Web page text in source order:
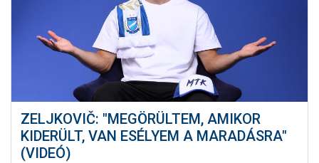
ZELJKOVIČ: "MEGÖRÜLTEM, AMIKOR
KIDERÜLT, VAN ESÉLYEM A MARADÁSRA"
(VIDEÓ)